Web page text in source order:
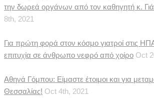
την δωρεά οργάνων από τον καθηγητή κ.
8th, 2021
Για πρώτη φορά στον κόσμο γιατροί στις
επιτυχία σε άνθρωπο νεφρό από χοίρο Oct
Αθηνά Γόμπου: Είμαστε έτοιμοι και για
Θεσσαλίας! Oct 4th, 2021